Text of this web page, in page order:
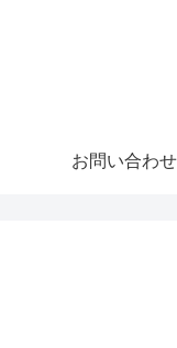
お問い合わせ